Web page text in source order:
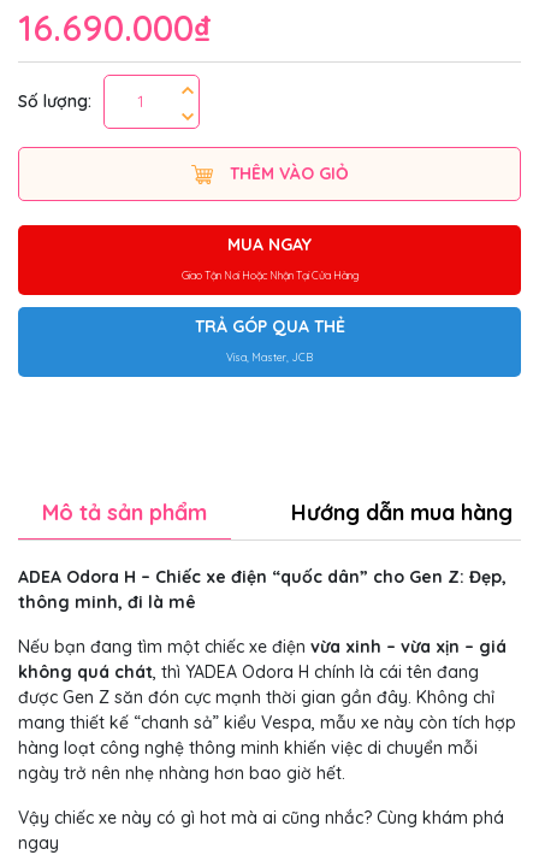
16.690.000₫
Số lượng:
THÊM VÀO GIỎ
MUA NGAY
Giao Tận Nơi Hoặc Nhận Tại Cửa Hàng
TRẢ GÓP QUA THẺ
Visa, Master, JCB
Mô tả sản phẩm Hướng dẫn mua hàng
ADEA Odora H – Chiếc xe điện “quốc dân” cho Gen Z: Đẹp,
thông minh, đi là mê
Nếu bạn đang tìm một chiếc xe điện vừa xinh – vừa xịn – giá
không quá chát, thì YADEA Odora H chính là cái tên đang
được Gen Z săn đón cực mạnh thời gian gần đây. Không chỉ
mang thiết kế “chanh sả” kiểu Vespa, mẫu xe này còn tích hợp
hàng loạt công nghệ thông minh khiến việc di chuyển mỗi
ngày trở nên nhẹ nhàng hơn bao giờ hết.
Vậy chiếc xe này có gì hot mà ai cũng nhắc? Cùng khám phá
ngay